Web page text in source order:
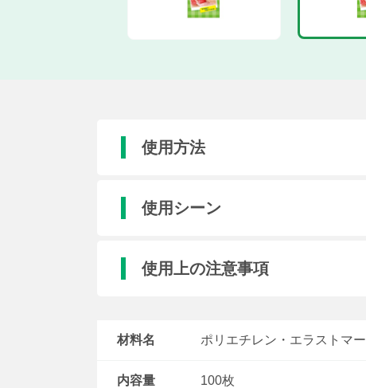
使用方法
使用シーン
使用上の注意事項
材料名 ポリエチレン・エラストマー
内容量 100枚